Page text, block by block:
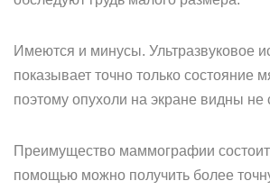
Имеются и минусы. Ультразвуковое
показывает точно только состояние
поэтому опухоли на экране видны не
Преимущество маммографии состоит
помощью можно получить более